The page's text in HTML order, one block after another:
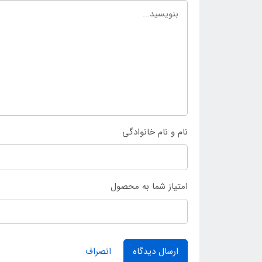
نام و نام خانوادگی
امتیاز شما به محصول
ارسال دیدگاه انصراف